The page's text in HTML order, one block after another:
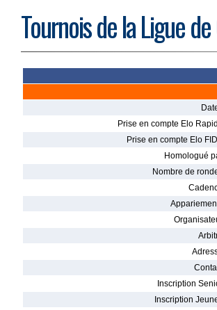
Tournois de la Ligue
Prise en compte Elo
Prise en compte Elo
Homologué
Nombre de
Inscription
Inscription